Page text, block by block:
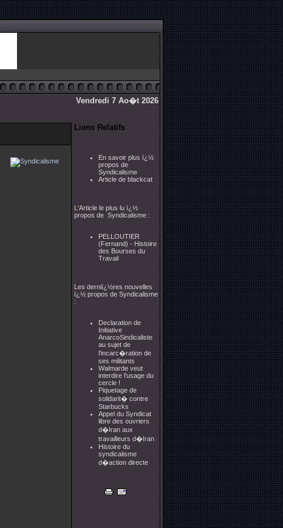
Vendredi 7 Ao�t 2026
Liens Relatifs
En savoir plus ï¿½
propos de
Syndicalisme
Article de blackcat
L'Article le plus lu ï¿½
propos de Syndicalisme :
PELLOUTIER
(Fernand) - Histoire
des Bourses du
Travail
Les derniï¿½res nouvelles
ï¿½ propos de Syndicalisme
:
Declaration de
Initiative
AnarcoSindicaliste
au sujet de
l'incarc�ration de
ses militants
Walmarde veut
interdire l'usage du
cercle !
Piquetage de
solidarit� contre
Starbucks
Appel du Syndicat
libre des ouvriers
d�Iran aux
travailleurs d�Iran
Histoire du
syndicalisme
d�action directe